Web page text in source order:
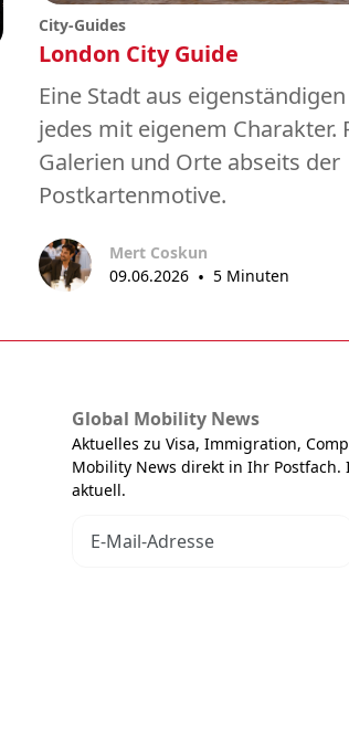
City-Guides
London City Guide
Eine Stadt aus
jedes mit eigenem Charakter.
Galerien und Orte abseits der
Postkartenmotive.
Mert Coskun
09.06.2026 • 5 Minuten
Global Mobility News
Aktuelles zu Visa, Immigration,
Mobility News direkt in Ihr
aktuell.